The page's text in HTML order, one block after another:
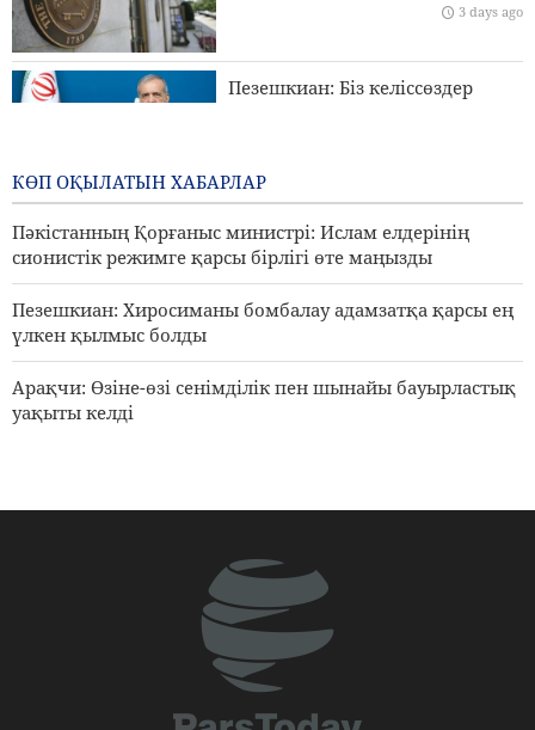
Исламдық елдердің сыртқы істер министрлері
Израильдің Палестинадағы экспансионистік
әрекеттеріне қарсы тұру үшін бас қосады
3 days ago
Пезешкиан: Біз келіссөздер
КӨП ОҚЫЛАТЫН ХАБАРЛАР
Пәкістанның Қорғаныс министрі: Ислам елдерінің
сионистік режимге қарсы бірлігі өте маңызды
Пезешкиан: Хиросиманы бомбалау адамзатқа қарсы ең
үлкен қылмыс болды
Арақчи: Өзіне-өзі сенімділік пен шынайы бауырластық
уақыты келді